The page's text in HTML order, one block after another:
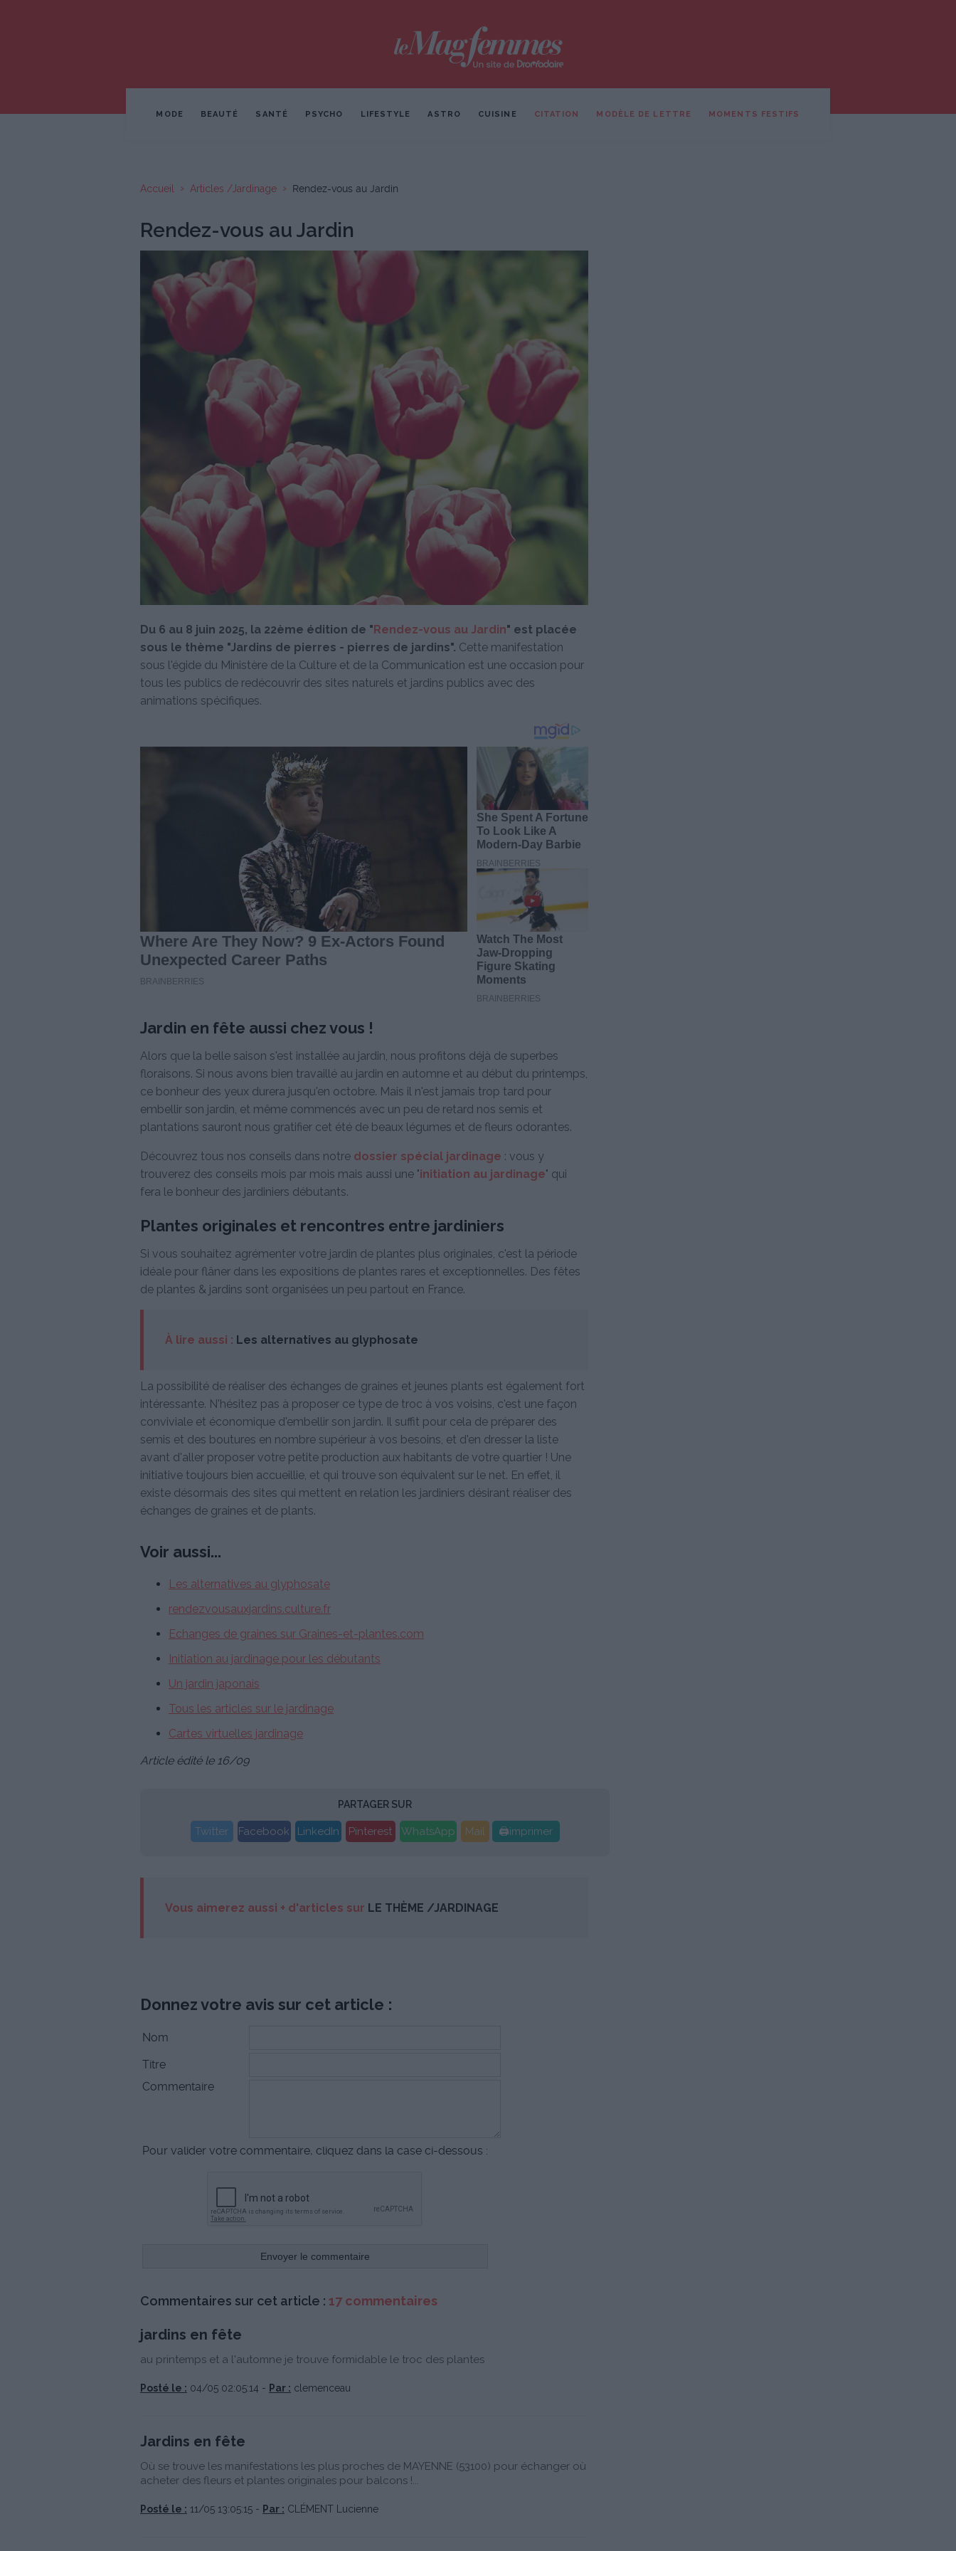
MODE BEAUTÉ SANTÉ PSYCHO LIFESTYLE ASTRO CUISINE CITATION MODÈLE DE LETTRE MOMENTS FESTIFS
Accueil Articles /Jardinage Rendez-vous au Jardin
Rendez-vous au Jardin
Du 6 au 8 juin 2025, la 22ème édition de "Rendez-vous au Jardin" est placée
sous le thème "Jardins de pierres - pierres de jardins". Cette manifestation
sous l'égide du Ministère de la Culture et de la Communication est une occasion pour
tous les publics de redécouvrir des sites naturels et jardins publics avec des
animations spécifiques.
Jardin en fête aussi chez vous !
Alors que la belle saison s'est installée au jardin, nous profitons déjà de superbes
floraisons. Si nous avons bien travaillé au jardin en automne et au début du printemps,
ce bonheur des yeux durera jusqu'en octobre. Mais il n'est jamais trop tard pour
embellir son jardin, et même commencés avec un peu de retard nos semis et
plantations sauront nous gratifier cet été de beaux légumes et de fleurs odorantes.
Découvrez tous nos conseils dans notre dossier spécial jardinage : vous y
trouverez des conseils mois par mois mais aussi une "initiation au jardinage" qui
fera le bonheur des jardiniers débutants.
Plantes originales et rencontres entre jardiniers
Si vous souhaitez agrémenter votre jardin de plantes plus originales, c'est la période
idéale pour flâner dans les expositions de plantes rares et exceptionnelles. Des fêtes
de plantes & jardins sont organisées un peu partout en France.
À lire aussi : Les alternatives au glyphosate
La possibilité de réaliser des échanges de graines et jeunes plants est également fort
intéressante. N'hésitez pas à proposer ce type de troc à vos voisins, c'est une façon
conviviale et économique d'embellir son jardin. Il suffit pour cela de préparer des
semis et des boutures en nombre supérieur à vos besoins, et d'en dresser la liste
avant d'aller proposer votre petite production aux habitants de votre quartier ! Une
initiative toujours bien accueillie, et qui trouve son équivalent sur le net. En effet, il
existe désormais des sites qui mettent en relation les jardiniers désirant réaliser des
échanges de graines et de plants.
Voir aussi...
Les alternatives au glyphosate
rendezvousauxjardins.culture.fr
Echanges de graines sur Graines-et-plantes.com
Initiation au jardinage pour les débutants
Un jardin japonais
Tous les articles sur le jardinage
Cartes virtuelles jardinage
Article édité le 16/09
PARTAGER SUR
Twitter Facebook LinkedIn Pinterest WhatsApp Mail 🖨imprimer
Vous aimerez aussi + d'articles sur LE THÈME /JARDINAGE
Donnez votre avis sur cet article :
Nom
Titre
Commentaire
Pour valider votre commentaire, cliquez dans la case ci-dessous :
Commentaires sur cet article : 17 commentaires
jardins en fête
au printemps et a l'automne je trouve formidable le troc des plantes
Posté le : 04/05 02:05:14 - Par : clemenceau
Jardins en fête
Où se trouve les manifestations les plus proches de MAYENNE (53100) pour échanger où
acheter des fleurs et plantes originales pour balcons !...
Posté le : 11/05 13:05:15 - Par : CLÉMENT Lucienne